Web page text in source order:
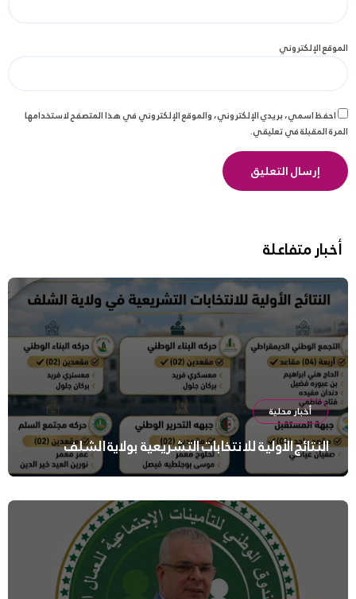
الموقع الإلكتروني
احفظ اسمي، بريدي الإلكتروني، والموقع الإلكتروني في هذا المتصفح لاستخدامها
المرة المقبلة في تعليقي.
أخبار متفاعلة
أخبار محلية
النتائج الأولية للانتخابات التشريعية بولاية الشلف